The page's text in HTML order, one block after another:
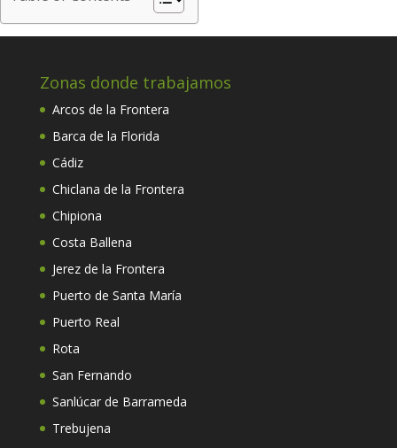
Zonas donde trabajamos
Arcos de la Frontera
Barca de la Florida
Cádiz
Chiclana de la Frontera
Chipiona
Costa Ballena
Jerez de la Frontera
Puerto de Santa María
Puerto Real
Rota
San Fernando
Sanlúcar de Barrameda
Trebujena